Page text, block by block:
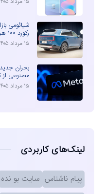
رکورد ۱۰۰ هزار سفارش برای N70 و N90
۱۵ مرداد ۱۴۰۵
بحران
مصنوعی از
۱۵ مرداد ۱۴۰۵
لینک‌های کاربردی
پیام ناشناس سایت بو نده